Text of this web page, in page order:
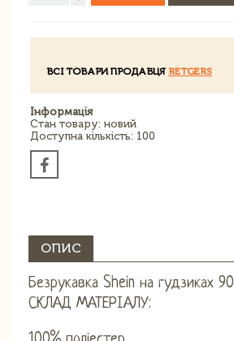
ВСІ ТОВАРИ ПРОДАВЦЯ RETGERS
Інформація
Стан товару: новий
Доступна кількість: 100
ОПИС
Безрукавка Shein на гудзиках 90
СКЛАД МАТЕРІАЛУ: